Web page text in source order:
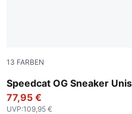
13 FARBEN
Speedcat OG Sneaker
Haute Coffee-Frosted Ivory
77,95 €
UVP:109,95 €